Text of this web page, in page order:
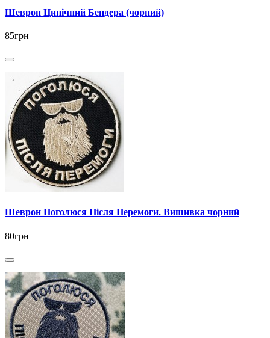
Шеврон Цинічний Бендера (чорний)
85грн
Шеврон Поголюся Після Перемоги. Вишивка чорний
80грн